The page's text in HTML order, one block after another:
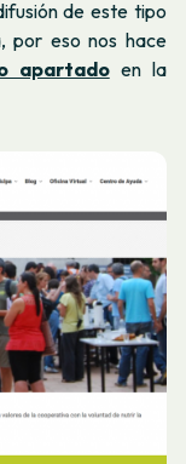
de este tipo
por eso nos hace
apartadoen la